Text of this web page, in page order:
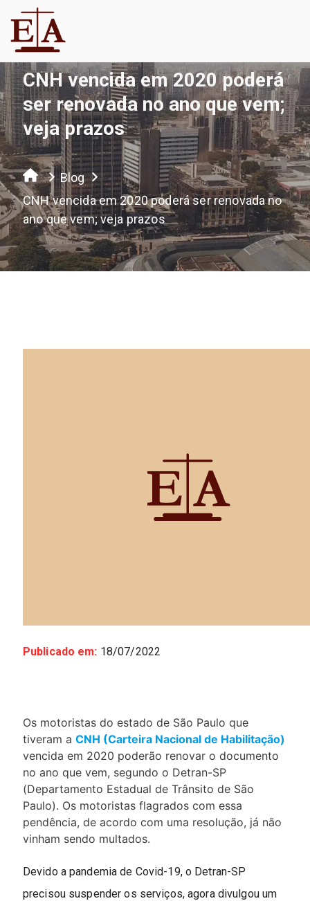
CNH vencida em 2020 poderá
ser renovada no ano que vem;
veja prazos
Blog
CNH vencida em 2020 poderá ser renovada no
ano que vem; veja prazos
Publicado em: 18/07/2022
Os motoristas do estado de São Paulo que
tiveram a CNH (Carteira Nacional de Habilitação)
vencida em 2020 poderão renovar o documento
no ano que vem, segundo o Detran-SP
(Departamento Estadual de Trânsito de São
Paulo). Os motoristas flagrados com essa
pendência, de acordo com uma resolução, já não
vinham sendo multados.
Devido a pandemia de Covid-19, o Detran-SP
precisou suspender os serviços, agora divulgou um